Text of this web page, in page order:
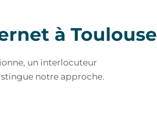
à Toulouse
un interlocuteur
notre approche.